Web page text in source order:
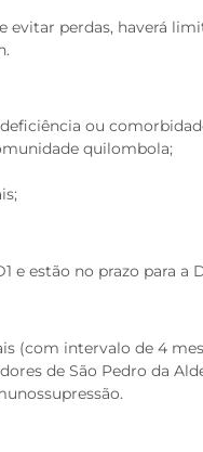
perdas, haverá
deficiência ou
quilombola;
e estão no prazo para a
(com intervalo de 4
de São Pedro da